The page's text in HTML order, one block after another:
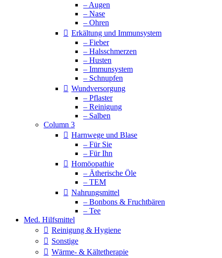
– Augen
– Nase
– Ohren
Erkältung und Immunsystem
– Fieber
– Halsschmerzen
– Husten
– Immunsystem
– Schnupfen
Wundversorgung
– Pflaster
– Reinigung
– Salben
Column 3
Harnwege und Blase
– Für Sie
– Für Ihn
Homöopathie
– Ätherische Öle
– TEM
Nahrungsmittel
– Bonbons & Fruchtbären
– Tee
Med. Hilfsmittel
Reinigung & Hygiene
Sonstige
Wärme- & Kältetherapie